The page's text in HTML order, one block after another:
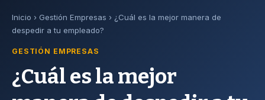
Inicio › Gestión Empresas › ¿Cuál es la mejor manera de
despedir a tu empleado?
GESTIÓN EMPRESAS
¿Cuál es la mejor